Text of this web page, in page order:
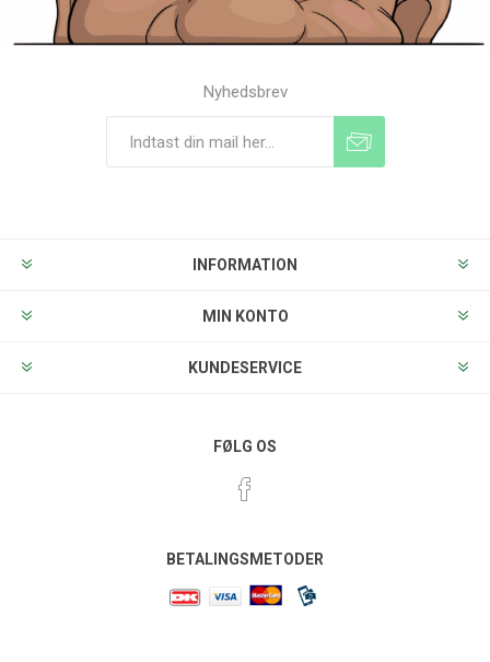
Nyhedsbrev
INFORMATION
MIN KONTO
KUNDESERVICE
FØLG OS
BETALINGSMETODER